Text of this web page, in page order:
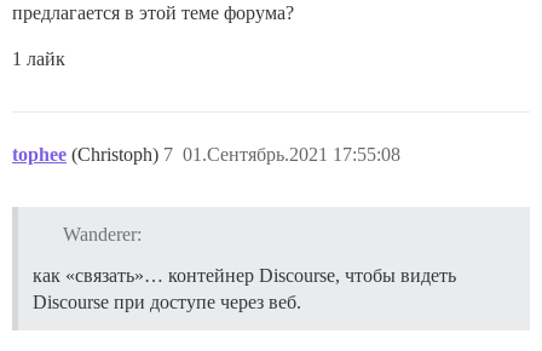
предлагается в этой теме форума?
1 лайк
tophee (Christoph) 01.Сентябрь.2021 17:55:08
7
Wanderer:
как «связать»… контейнер Discourse, чтобы видеть
Discourse при доступе через веб.